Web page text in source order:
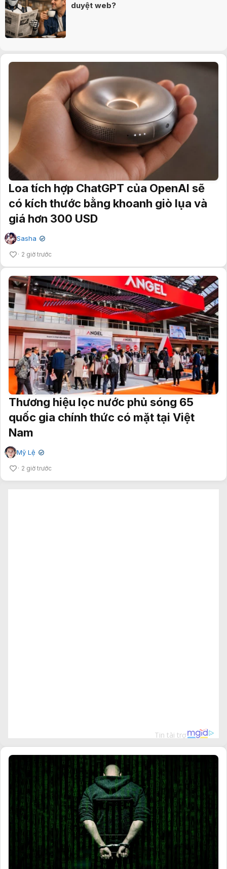
duyệt web?
Loa tích hợp ChatGPT của OpenAI sẽ
có kích thước bằng khoanh giò lụa và
giá hơn 300 USD
Sasha ✔
2 giờ trước
Thương hiệu lọc nước phủ sóng 65
quốc gia chính thức có mặt tại Việt
Nam
Mỹ Lệ ✔
2 giờ trước